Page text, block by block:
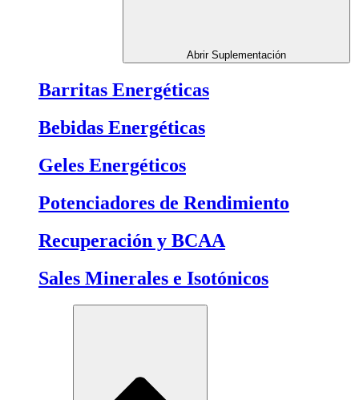
Abrir Suplementación
Barritas Energéticas
Bebidas Energéticas
Geles Energéticos
Potenciadores de Rendimiento
Recuperación y BCAA
Sales Minerales e Isotónicos